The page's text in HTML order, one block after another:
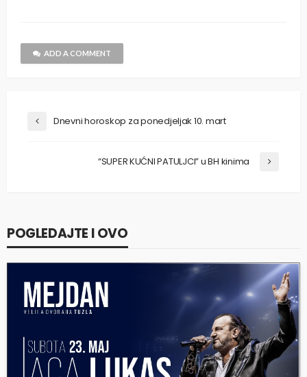
ADD A COMMENT
Dnevni horoskop za ponedjeljak 10. mart
“SUPER KUĆNI PATULJCI” u BH kinima
POGLEDAJTE I OVO